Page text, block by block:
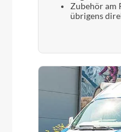
SR Suntour NX1-
Zubehör am
übrigens